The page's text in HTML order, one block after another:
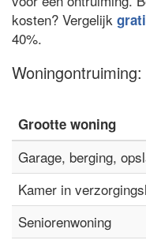
kosten? Vergelijk
40%.
Grootte woning
Garage, berging,
Kamer in
Seniorenwoning